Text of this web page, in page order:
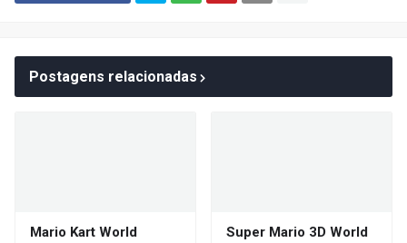
Postagens relacionadas
Mario Kart World
Super Mario 3D World